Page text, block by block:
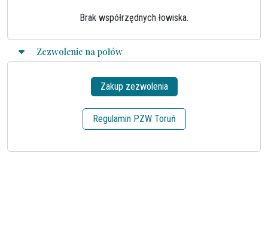
Brak współrzędnych łowiska.
Zezwolenie na połów
Zakup zezwolenia
Regulamin PZW Toruń